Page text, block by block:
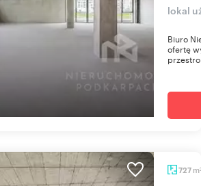
lokal
Biuro
ofertę
727 m